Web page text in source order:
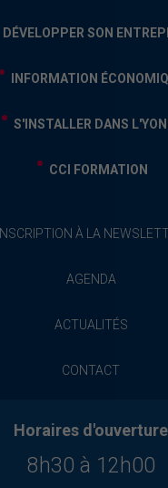
DÉVELOPPER SON
INFORMATION
S'INSTALLER DANS
CCI FORMATION
INSCRIPTION À LA
AGENDA
ACTUALITÉS
CONTACT
Horaires d'ouverture
8h30 à 12h00